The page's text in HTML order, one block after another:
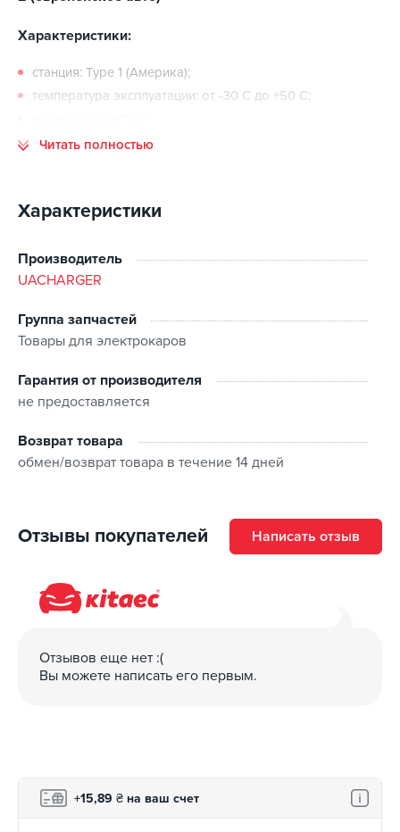
Характеристики:
станция: Type 1 (Америка);
температура эксплуатации: от -30 C до +50 C;
максимальная мощность заряда определяется
Читать полностью
Характеристики
Производитель
UACHARGER
Группа запчастей
Товары для электрокаров
Гарантия от производителя
не предоставляется
Возврат товара
обмен/возврат товара в течение 14 дней
Отзывы покупателей Написать отзыв
Отзывов еще нет :(
Вы можете написать его первым.
+15,89 ₴ на ваш счет